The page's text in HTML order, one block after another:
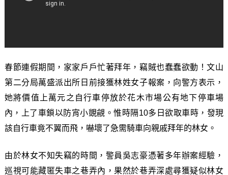
春節連假期間，家家戶戶忙著拜年，竊賊也蠢蠢欲動！文山
第二分局萬盛派出所日前接獲林姓女子報案，向警方表示，
她將價值上萬元之自行車停放於花木市場公有地下停車場
內，上了車鎖以防宵小覬覦。惟時隔10多日欲取車時，發現
該自行車竟不翼而飛，嚇壞了急需騎車向親戚拜年的林女。
由於林女不知失竊的時間，警員吳志豪憑著多年辦案經驗，
巡視可能藏匿失車之巷弄內，果然於巷弄深處尋獲疑似林女